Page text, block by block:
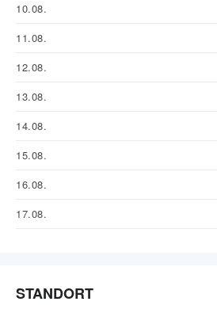
10.08.
11.08.
12.08.
13.08.
14.08.
15.08.
16.08.
17.08.
STANDORT